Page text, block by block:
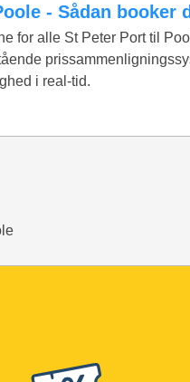
- Sådan booker
for alle St Peter Port til
i real-tid.